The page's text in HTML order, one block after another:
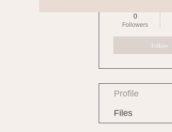
0
Followers
Follow
Profile
Files